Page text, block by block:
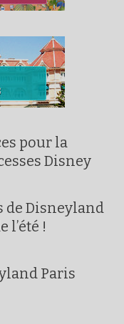
pour la
Disney
de Disneyland
l’été !
Paris